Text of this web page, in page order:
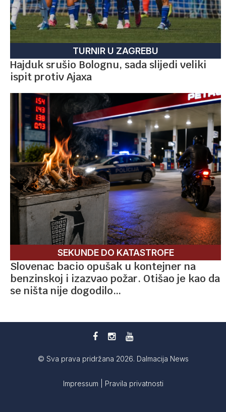
TURNIR U ZAGREBU
Hajduk srušio Bolognu, sada slijedi veliki
ispit protiv Ajaxa
SEKUNDE DO KATASTROFE
Slovenac bacio opušak u kontejner na
benzinskoj i izazvao požar. Otišao je kao da
se ništa nije dogodilo…
© Sva prava pridržana 2026. Dalmacija News
Impressum Pravila privatnosti